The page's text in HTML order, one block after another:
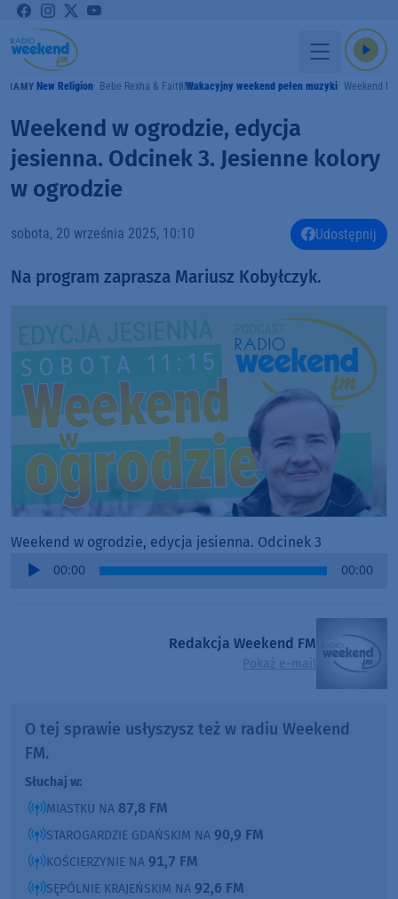
GRAMY New Religion Bebe Rexha & FaithlessWakacyjny weekend pełen muzyki Weekend FM
Weekend w ogrodzie, edycja
jesienna. Odcinek 3. Jesienne kolory
w ogrodzie
sobota, 20 września 2025, 10:10 Udostępnij
Na program zaprasza Mariusz Kobyłczyk.
Weekend w ogrodzie, edycja jesienna. Odcinek 3
Audio
00:00 00:00
Redakcja Weekend FM
Pokaż e-mail
O tej sprawie usłyszysz też w radiu Weekend
FM.
Słuchaj w:
MIASTKU NA 87,8 FM
STAROGARDZIE GDAŃSKIM NA 90,9 FM
KOŚCIERZYNIE NA 91,7 FM
SĘPÓLNIE KRAJEŃSKIM NA 92,6 FM